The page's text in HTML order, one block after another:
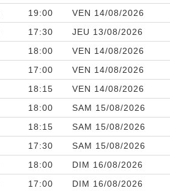
19:00 VEN 14/08/2026
17:30 JEU 13/08/2026
18:00 VEN 14/08/2026
17:00 VEN 14/08/2026
18:15 VEN 14/08/2026
18:00 SAM 15/08/2026
18:15 SAM 15/08/2026
17:30 SAM 15/08/2026
18:00 DIM 16/08/2026
17:00 DIM 16/08/2026